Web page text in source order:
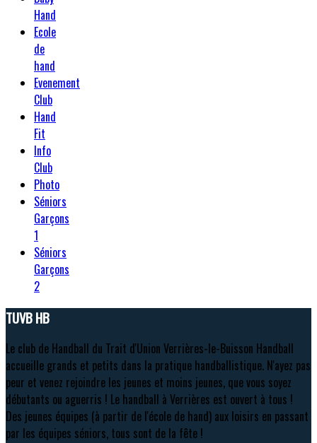
Hand
Ecole
de
hand
Evenement
Club
Hand
Fit
Info
Club
Photo
Séniors
Garçons
1
Séniors
Garçons
2
TUVB HB
Le club de Handball du Trait d'Union Verrières-le-Buisson Handball
accueille grands et petits dans la pratique handballistique. N'ayez pas
peur et venez rejoindre les jeunes et moins jeunes, que vous soyez
débutants ou aguerris ! Le handball à Verrières est ouvert à tous !
Des jeunes équipes (à partir de l'école de hand) aux loisirs en passant
par les équipes séniors, tous sont de la fête !